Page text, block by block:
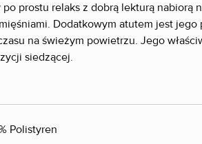
prostu relaks z dobrą lekturą nabiorą
Dodatkowym atutem jest
na świeżym powietrzu. Jego
siedzącej.
Polistyren